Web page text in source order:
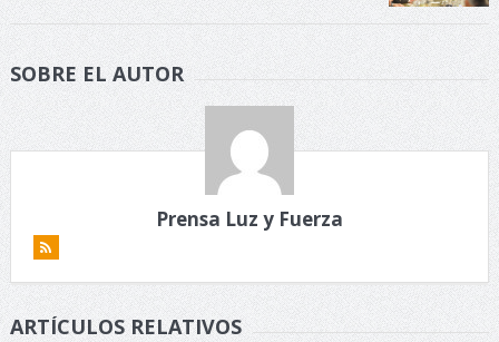
SOBRE EL AUTOR
Prensa Luz y Fuerza
ARTÍCULOS RELATIVOS